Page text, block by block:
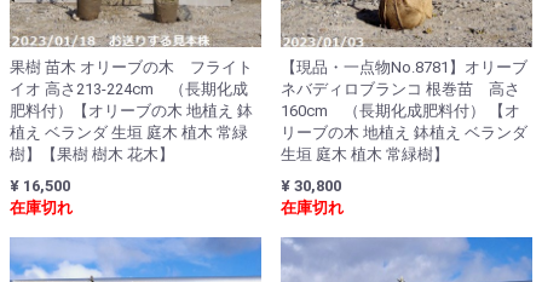
果樹 苗木 オリーブの木 フライト
イオ 高さ213-224cm （長期化成
肥料付）【オリーブの木 地植え 鉢
植え ベランダ 生垣 庭木 植木 常緑
樹】【果樹 樹木 花木】
¥ 16,500
在庫切れ
【現品・一点物No.8781】オリーブ
ネバディロブランコ 根巻苗 高さ
160cm （長期化成肥料付） 【オ
リーブの木 地植え 鉢植え ベランダ
生垣 庭木 植木 常緑樹】
¥ 30,800
在庫切れ